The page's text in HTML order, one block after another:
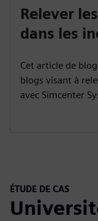
Relever
dans les
Cet article de
blogs visant à
avec Simcenter
ÉTUDE DE CAS